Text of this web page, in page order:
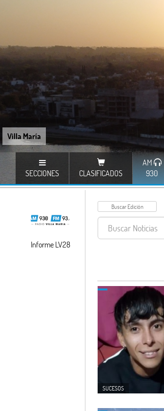
Villa María
SECCIONES CLASIFICADOS
AM
930
Informe LV28
SUCESOS